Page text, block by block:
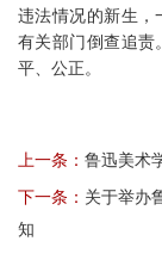
违法情况的新生，
有关部门倒查追责
平、公正。
上一条： 鲁迅美术
下一条： 关于举办
知